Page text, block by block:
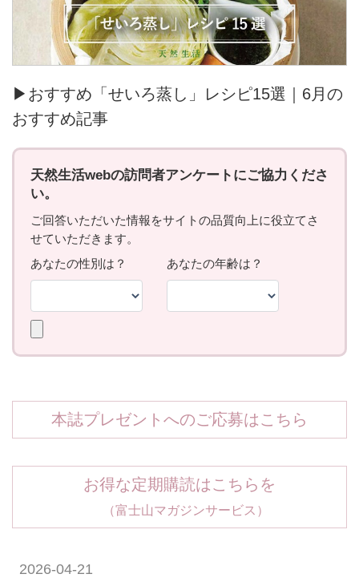
▶おすすめ「せいろ蒸し」レシピ15選｜6月の
おすすめ記事
本誌プレゼントへのご応募はこちら
お得な定期購読はこちらを
（富士山マガジンサービス）
2026-04-21